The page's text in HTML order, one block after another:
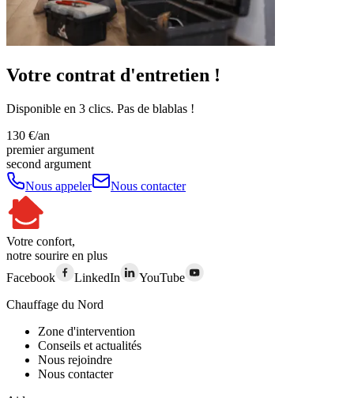
Votre contrat d'entretien !
Disponible en 3 clics. Pas de blablas !
130 €/an
premier argument
second argument
Nous appeler
Nous contacter
Votre confort,
notre sourire en plus
Facebook
LinkedIn
YouTube
Chauffage du Nord
Zone d'intervention
Conseils et actualités
Nous rejoindre
Nous contacter